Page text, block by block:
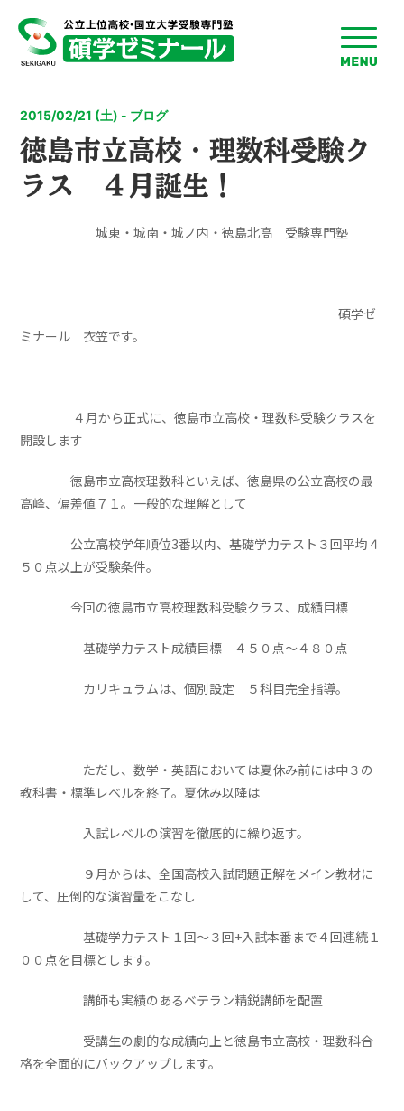
toggle
menu
2015/02/21 (土) - ブログ
徳島市立高校・理数科受験ク
ラス ４月誕生！
城東・城南・城ノ内・徳島北高 受験専門塾
碩学ゼ
ミナール 衣笠です。
４月から正式に、徳島市立高校・理数科受験クラスを
開設します
徳島市立高校理数科といえば、徳島県の公立高校の最
高峰、偏差値７１。一般的な理解として
公立高校学年順位3番以内、基礎学力テスト３回平均４
５０点以上が受験条件。
今回の徳島市立高校理数科受験クラス、成績目標
基礎学力テスト成績目標 ４５０点～４８０点
カリキュラムは、個別設定 ５科目完全指導。
ただし、数学・英語においては夏休み前には中３の
教科書・標準レベルを終了。夏休み以降は
入試レベルの演習を徹底的に繰り返す。
９月からは、全国高校入試問題正解をメイン教材に
して、圧倒的な演習量をこなし
基礎学力テスト１回～３回+入試本番まで４回連続１
００点を目標とします。
講師も実績のあるベテラン精鋭講師を配置
受講生の劇的な成績向上と徳島市立高校・理数科合
格を全面的にバックアップします。